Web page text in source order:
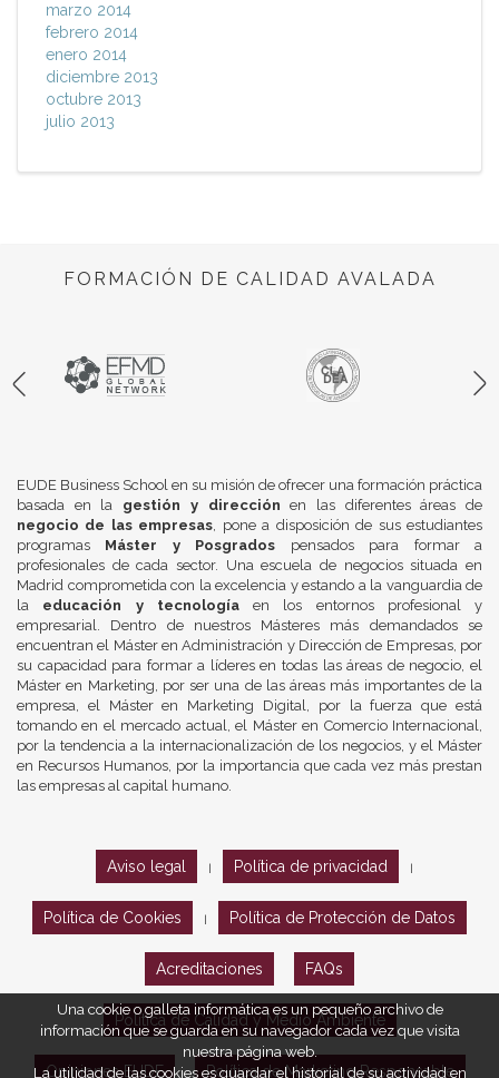
marzo 2014
febrero 2014
enero 2014
diciembre 2013
octubre 2013
julio 2013
FORMACIÓN DE CALIDAD AVALADA
EUDE Business School en su misión de ofrecer una formación práctica
basada en la gestión y dirección en las diferentes áreas de
negocio de las empresas, pone a disposición de sus estudiantes
programas Máster y Posgrados pensados para formar a
profesionales de cada sector. Una escuela de negocios situada en
Madrid comprometida con la excelencia y estando a la vanguardia de
la educación y tecnologíaen los entornos profesional y
empresarial. Dentro de nuestros Másteres más demandados se
encuentran el Máster en Administración y Dirección de Empresas, por
su capacidad para formar a líderes en todas las áreas de negocio, el
Máster en Marketing, por ser una de las áreas más importantes de la
empresa, el Máster en Marketing Digital, por la fuerza que está
tomando en el mercado actual, el Máster en Comercio Internacional,
por la tendencia a la internacionalización de los negocios, y el Máster
en Recursos Humanos, por la importancia que cada vez más prestan
las empresas al capital humano.
Aviso legal Política de privacidad
Política de Cookies Política de Protección de Datos
Acreditaciones FAQs
Política de Calidad y Medio Ambiente
Opiniones EUDE Política de Marketing Responsable
Una cookie o galleta informática es un pequeño archivo de
información que se guarda en su navegador cada vez que visita
nuestra página web.
La utilidad de las cookies es guardar el historial de su actividad en